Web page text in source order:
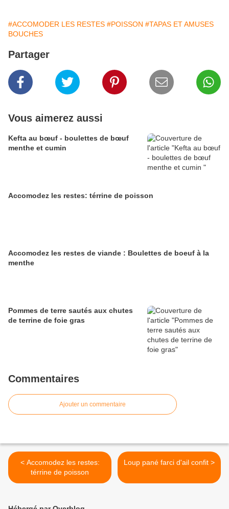
#ACCOMODER LES RESTES #POISSON #TAPAS ET AMUSES
BOUCHES
Partager
Vous aimerez aussi
Kefta au bœuf - boulettes de bœuf
menthe et cumin
Accomodez les restes: térrine de poisson
Accomodez les restes de viande : Boulettes de boeuf à la
menthe
Pommes de terre sautés aux chutes
de terrine de foie gras
Commentaires
Ajouter un commentaire
< Accomodez les restes:
térrine de poisson
Loup pané farci d'ail confit >